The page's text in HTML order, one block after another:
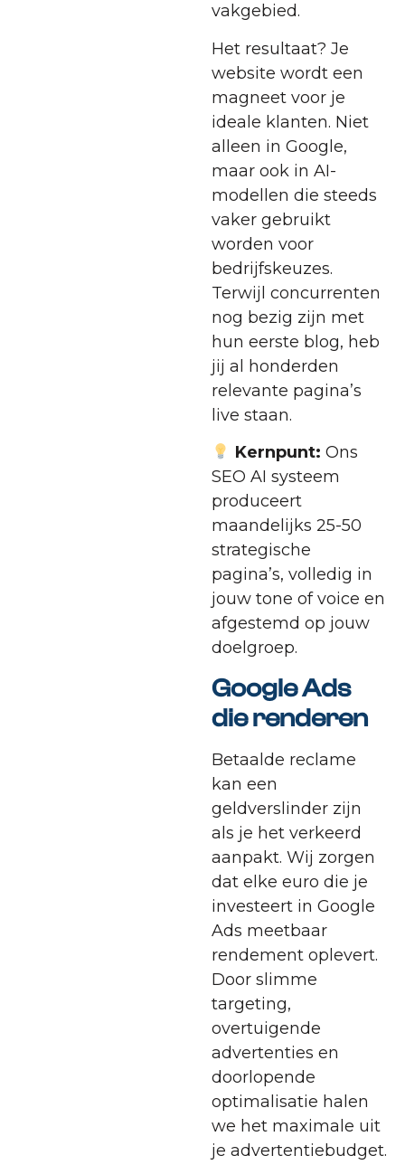
vakgebied.
Het resultaat? Je
website wordt een
magneet voor je
ideale klanten. Niet
alleen in Google,
maar ook in AI-
modellen die steeds
vaker gebruikt
worden voor
bedrijfskeuzes.
Terwijl concurrenten
nog bezig zijn met
hun eerste blog, heb
jij al honderden
relevante pagina’s
live staan.
Kernpunt: Ons
SEO AI systeem
produceert
maandelijks 25-50
strategische
pagina’s, volledig in
jouw tone of voice en
afgestemd op jouw
doelgroep.
Google Ads
die renderen
Betaalde reclame
kan een
geldverslinder zijn
als je het verkeerd
aanpakt. Wij zorgen
dat elke euro die je
investeert in Google
Ads meetbaar
rendement oplevert.
Door slimme
targeting,
overtuigende
advertenties en
doorlopende
optimalisatie halen
we het maximale uit
je advertentiebudget.